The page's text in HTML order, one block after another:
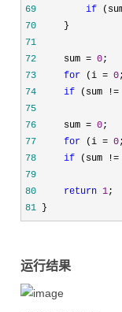
69
if
70
71
72
     sum =
0
73
for (i = 0
74
if (sum !=
75
76
     sum =
0
77
for (i = 0
78
if (sum !=
79
80
return 1
81 }
运行结果